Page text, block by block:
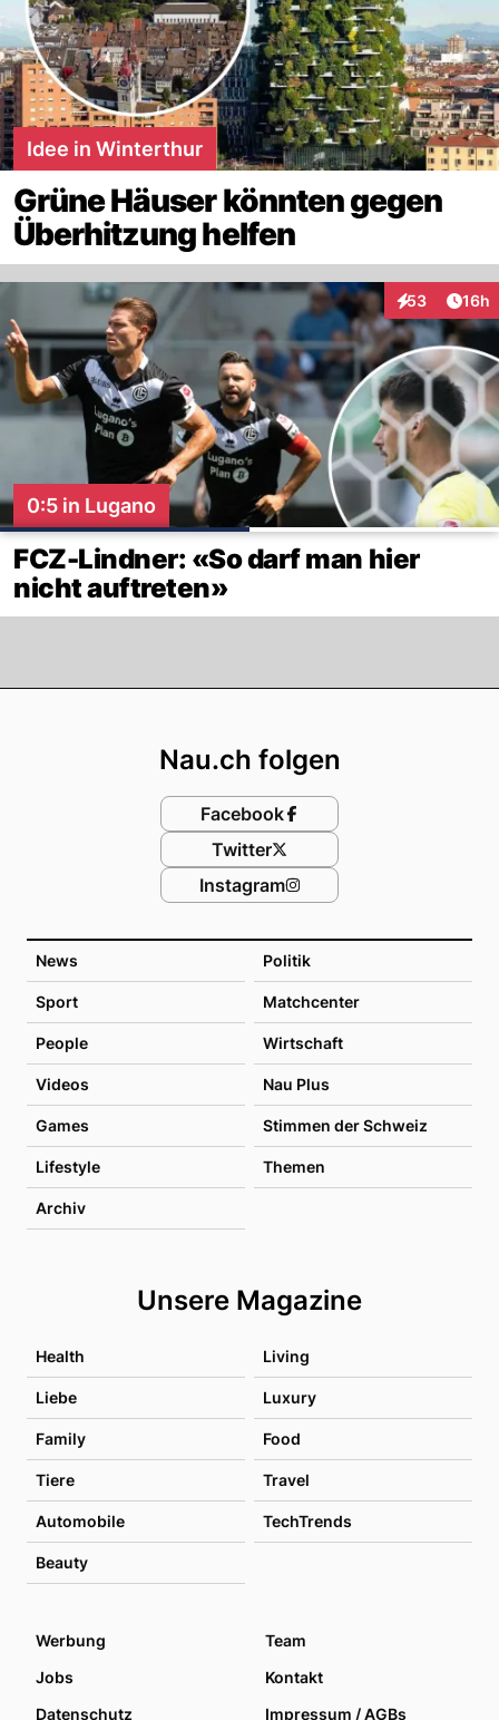
Idee in Winterthur
Grüne Häuser könnten gegen
Überhitzung helfen
53
Interaktionen
16h
0:5 in Lugano
FCZ-Lindner: «So darf man hier
nicht auftreten»
News Politik
Sport Matchcenter
People Wirtschaft
Videos Nau Plus
Games Stimmen der Schweiz
Lifestyle Themen
Archiv
Unsere Magazine
Health Living
Liebe Luxury
Family Food
Tiere Travel
Automobile TechTrends
Beauty
Nau.ch folgen
Facebook
Twitter
Instagram
Werbung
Team
Jobs
Kontakt
Datenschutz
Impressum / AGBs